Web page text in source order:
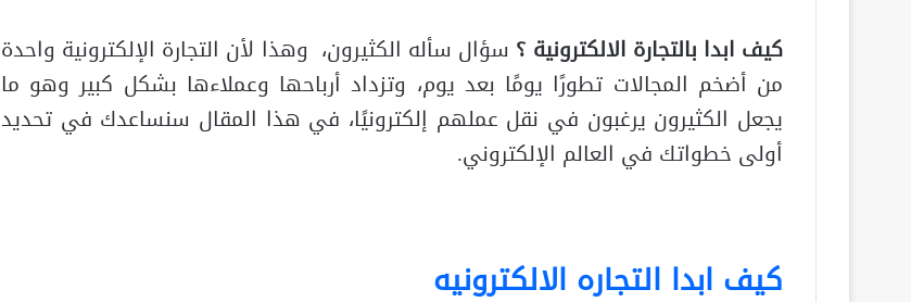
كيف ابدا بالتجارة الالكترونية ؟ سؤال سأله الكثيرون، وهذا لأن التجارة الإلكترونية واحدة
من أضخم المجالات تطورًا يومًا بعد يوم، وتزداد أرباحها وعملاءها بشكل كبير وهو ما
يجعل الكثيرون يرغبون في نقل عملهم إلكترونيًا، في هذا المقال سنساعدك في تحديد
أولى خطواتك في العالم الإلكتروني.
كيف ابدا التجاره الالكترونيه